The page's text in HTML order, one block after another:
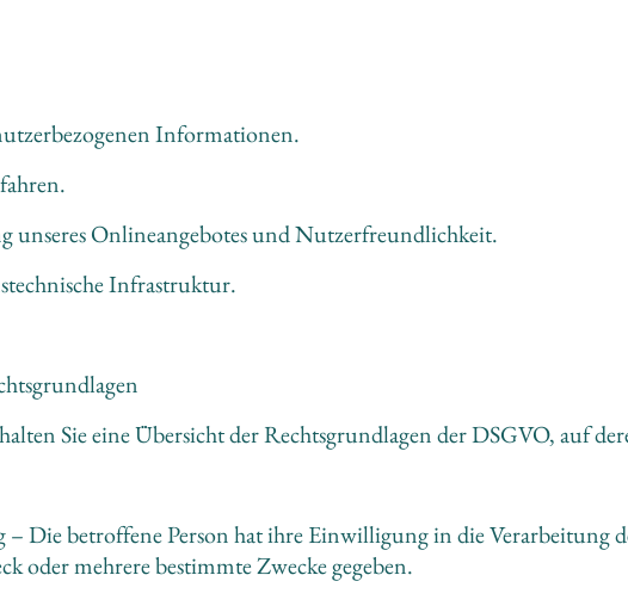
Informationen.
unseres Onlineangebotes und Nutzerfreundlichkeit.
Infrastruktur.
Sie eine Übersicht der Rechtsgrundlagen der DSGVO, auf
oder mehrere bestimmte Zwecke gegeben.